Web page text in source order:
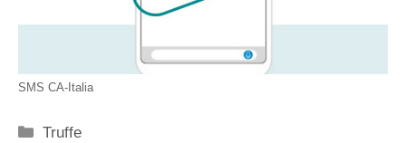
SMS CA-Italia
Categorie
Truffe